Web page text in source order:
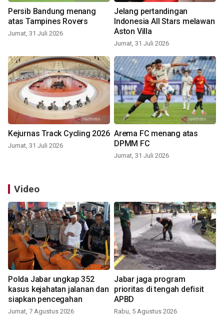
Persib Bandung menang
atas Tampines Rovers
Jumat, 31 Juli 2026
Jelang pertandingan
Indonesia All Stars melawan
Aston Villa
Jumat, 31 Juli 2026
Kejurnas Track Cycling 2026
Jumat, 31 Juli 2026
Arema FC menang atas
DPMM FC
Jumat, 31 Juli 2026
Video
Polda Jabar ungkap 352
kasus kejahatan jalanan dan
siapkan pencegahan
Jumat, 7 Agustus 2026
Jabar jaga program
prioritas di tengah defisit
APBD
Rabu, 5 Agustus 2026